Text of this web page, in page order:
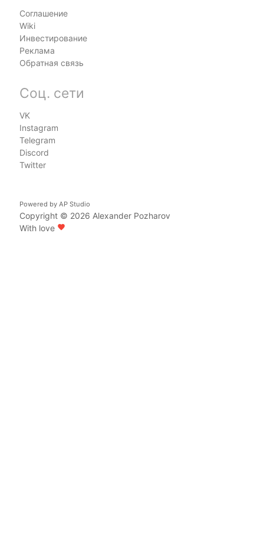
Соглашение
Wiki
Инвестирование
Реклама
Обратная связь
Соц. сети
VK
Instagram
Telegram
Discord
Twitter
Powered by AP Studio
Copyright © 2026 Alexander Pozharov
With love favorite